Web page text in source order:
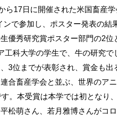
ら17日に開催された米国畜産学
で参加し、ポスター発表の結
優秀研究賞ポスター部門の2位
工科大学の学生で、牛の研究で
3位までが表彰され、賞金も出
合畜産学会と並ぶ、世界のア
。本受賞は本学では初となり
松萌さん、若月雅博さんがコ